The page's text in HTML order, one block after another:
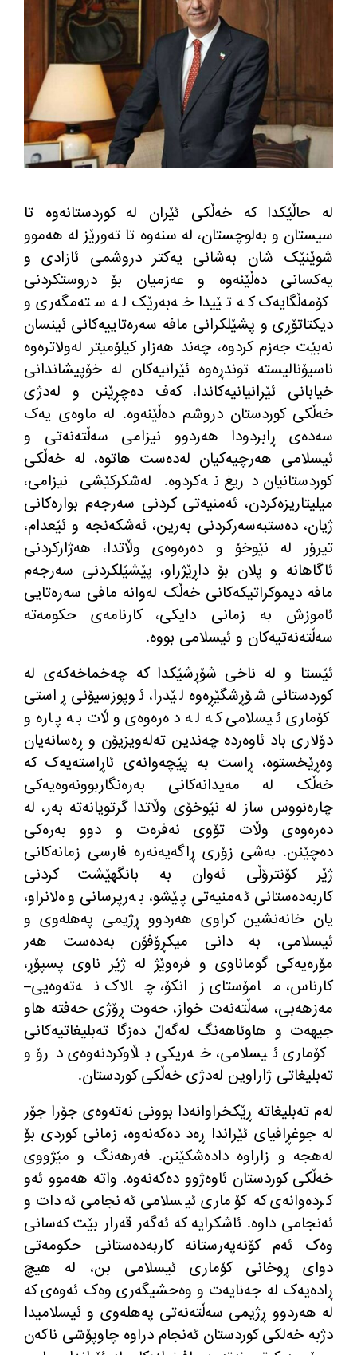
لە حاڵێکدا کە خەڵکی ئێران لە کوردستانەوە تا
سیستان و بەلوچستان، لە سنەوە تا تەورێز لە هەموو
شوێنێک شان بەشانی یەکتر دروشمی ئازادی و
یەکسانی دەڵێنەوە و عەزمیان بۆ دروستکردنی
کۆمەڵگایەک کە تێیدا خەبەرێک لە ستەمگەری و
دیکتاتۆڕی و پشێلکرانی مافە سەرەتاییەکانی ئینسان
نەبێت جەزم کردوە، چەند هەزار کیلۆمیتر لەولاترەوە
ناسیۆنالیستە توندڕەوە ئێرانیەکان لە خۆپیشاندانی
خیابانی ئێرانیانیەکاندا، کەف دەچڕێنن و لەدژی
خەڵکی کوردستان دروشم دەڵێنەوە. لە ماوەی یەک
سەدەی ڕابردودا هەردوو نیزامی سەڵتەنەتی و
ئیسلامی هەرچیەکیان لەدەست هاتوە، لە خەڵکی
کوردستانیان دریغ نەکردوە. لەشکرکێشی نیزامی،
میلیتاریزەکردن، ئەمنیەتی کردنی سەرجەم بوارەکانی
ژیان، دەستبەسەرکردنی بەرین، ئەشکەنجە و ئێعدام،
تیرۆر لە نێوخۆ و دەرەوەی وڵاتدا، هەژارکردنی
ئاگاهانە و پلان بۆ داڕێژراو، پێشێلکردنی سەرجەم
مافە دیموکراتیکەکانی خەڵک لەوانە مافی سەرەتایی
ئاموزش بە زمانی دایکی، کارنامەی حکومەتە
سەڵتەنەتیەکان و ئیسلامی بووە.
ئێستا و لە ناخی شۆڕشێکدا کە چەخماخەکەی لە
کوردستانی شۆڕشگێڕەوە لێدرا، ئوپوزسیۆنی ڕاستی
کۆماری ئیسلامی کە لە دەرەوەی وڵات بە پارە و
دۆلاری باد ئاوەردە چەندین تەلەویزیۆن و ڕەسانەیان
وەڕێخستوە، ڕاست بە پێچەوانەی ئاڕاستەیەک کە
خەڵک لە مەیدانەکانی بەرەنگاربوونەوەیەکی
چارەنووس ساز لە نێوخۆی وڵاتدا گرتویانەتە بەر، لە
دەرەوەی وڵات تۆوی نەفرەت و دوو بەرەکی
دەچێنن. بەشی زۆری ڕاگەیەنەرە فارسی زمانەکانی
ژێر کۆنترۆڵی ئەوان بە بانگهێشت کردنی
کاربەدەستانی ئەمنیەتی پێشو، بەرپرسانی وەلانراو،
یان خانەنشین کراوی هەردوو ڕژیمی پەهلەوی و
ئیسلامی، بە دانی میکڕۆفۆن بەدەست هەر
مۆرەیەکی گوماناوی و فرەوێژ لە ژێر ناوی پسپۆڕ،
کارناس، مامۆستای زانکۆ، چالاک نەتەوەیی–
مەزهەبی، سەڵتەنەت خواز، حەوت ڕۆژی حەفتە هاو
جیهەت و هاوئاهەنگ لەگەڵ دەزگا تەبلیغاتیەکانی
کۆماری ئیسلامی، خەریکی بڵاوکردنەوەی درۆ و
تەبلیغاتی ژاراوین لەدژی خەڵکی کوردستان.
لەم تەبلیغاتە ڕێکخراوانەدا بوونی نەتەوەی جۆرا جۆر
لە جوغڕافیای ئێراندا ڕەد دەکەنەوە، زمانی کوردی بۆ
لەهجە و زاراوە دادەشکێنن. فەرهەنگ و مێژووی
خەڵکی کوردستان ئاوەژوو دەکەنەوە. واتە هەموو ئەو
کردەوانەی کە کۆماری ئیسلامی ئەنجامی ئەدات و
ئه‌نجامی داوە. ئاشکرایە کە ئەگەر قەرار بێت کەسانی
وەک ئەم کۆنەپەرستانە کاربەدەستانی حکومەتی
دوای ڕوخانی کۆماری ئیسلامی بن، لە هیچ
ڕادەیەک لە جەنایەت و وەحشیگەری وەک ئەوەی کە
لە هەردوو ڕژیمی سەڵتەنەتی پەهلەوی و ئیسلامیدا
دژبە خەلکی کوردستان ئەنجام دراوە چاوپۆشی ناکەن